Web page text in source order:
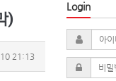
)
21:13
Login